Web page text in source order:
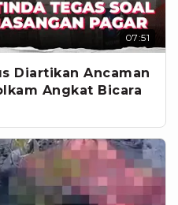
07:51
Diartikan Ancaman
Angkat Bicara